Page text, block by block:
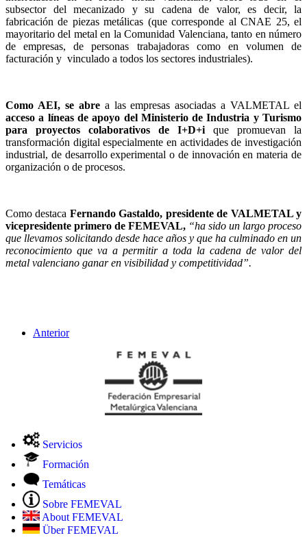
subsector del mecanizado y su cadena de valor, es decir, la
fabricación de piezas metálicas (que corresponde al CNAE 25, el
mayoritario del metal en la Comunidad Valenciana, tanto en número
de empresas, de personas trabajadoras como en volumen de
facturación y vinculado a todos los sectores industriales).
Como AEI, se abre a las empresas asociadas a VALMETAL el
acceso a líneas de apoyo del Ministerio de Industria y Turismo
para proyectos colaborativos de I+D+i que promuevan la
transformación digital especialmente en actividades de investigación
industrial, de desarrollo experimental o de innovación en materia de
organización o de procesos.
Como destaca Fernando Gastaldo, presidente de VALMETAL y
vicepresidente primero de FEMEVAL, “ha sido un largo proceso
que llevamos solicitando desde hace años y que ha culminado en un
reconocimiento que va a permitir a toda la cadena de valor del
metal valenciano ganar en visibilidad y competitividad”.
Anterior
Servicios
Formación
Temáticas
Sobre FEMEVAL
About FEMEVAL
Über FEMEVAL